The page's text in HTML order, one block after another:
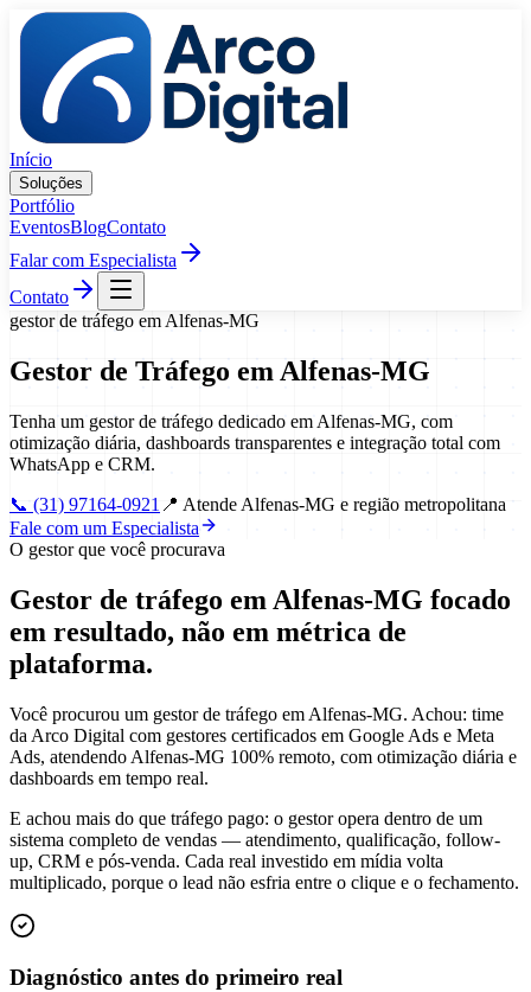
Pular para o conteúdo
Início
Soluções
Portfólio
EventosBlogContato
Falar com Especialista
Contato
gestor de tráfego em Alfenas-MG
Gestor de Tráfego em Alfenas-MG
Tenha um gestor de tráfego dedicado em Alfenas-MG, com
otimização diária, dashboards transparentes e integração total com
WhatsApp e CRM.
📞(31) 97164-0921 📍 Atende Alfenas-MG e região metropolitana
Fale com um Especialista
O gestor que você procurava
Gestor de tráfego em Alfenas-MG focado
em resultado, não em métrica de
plataforma.
Você procurou um gestor de tráfego em Alfenas-MG. Achou: time
da Arco Digital com gestores certificados em Google Ads e Meta
Ads, atendendo Alfenas-MG 100% remoto, com otimização diária e
dashboards em tempo real.
E achou mais do que tráfego pago: o gestor opera dentro de um
sistema completo de vendas — atendimento, qualificação, follow-
up, CRM e pós-venda. Cada real investido em mídia volta
multiplicado, porque o lead não esfria entre o clique e o fechamento.
Diagnóstico antes do primeiro real